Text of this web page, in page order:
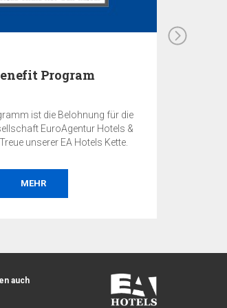
Program
ist die Belohnung für die
EuroAgentur Hotels &
Ihre Treue unserer EA Hotels Kette.
MEHR
auch